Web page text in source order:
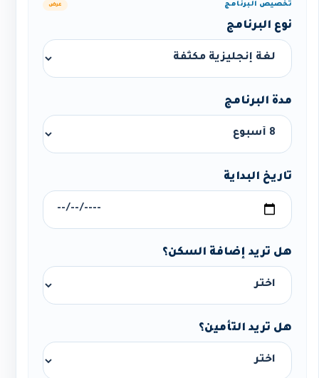
تخصيص البرنامج عرض
نوع البرنامج
مدة البرنامج
تاريخ البداية
هل تريد إضافة السكن؟
هل تريد التأمين؟